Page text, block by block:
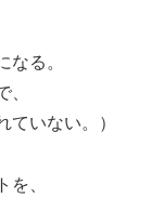
なる。
、
ていない。）
を、